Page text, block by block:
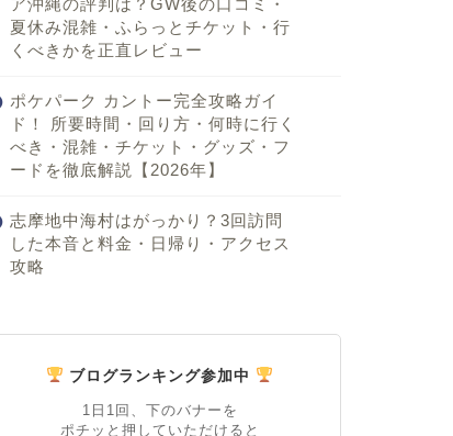
夏休み混雑・ふらっとチケット・行
くべきかを正直レビュー
ポケパーク カントー完全攻略ガイ
ド！ 所要時間・回り方・何時に行く
べき・混雑・チケット・グッズ・フ
ードを徹底解説【2026年】
志摩地中海村はがっかり？3回訪問
した本音と料金・日帰り・アクセス
攻略
ブログランキング参加中
1日1回、下のバナーを
ポチッと押していただけると